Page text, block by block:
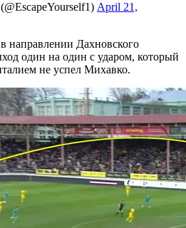
April 21,
направлении Дахновского
один на один с ударом, который
не успел Михавко.